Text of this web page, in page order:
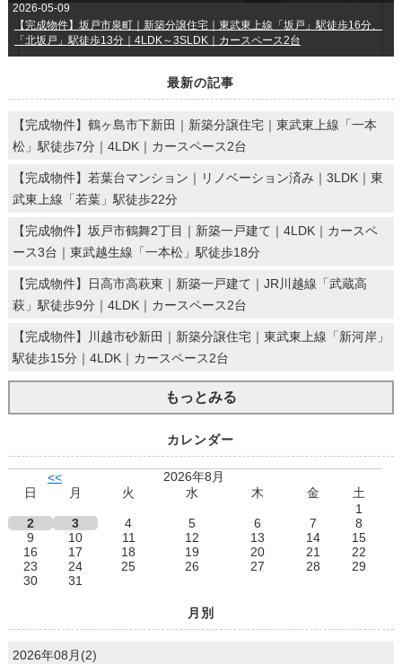
【完成物件】坂戸市泉町｜新築分譲住宅｜東武東上線「坂戸」駅徒歩16分、
「北坂戸」駅徒歩13分｜4LDK～3SLDK｜カースペース2台
2026-05-09
最新の記事
【完成物件】鶴ヶ島市下新田｜新築分譲住宅｜東武東上線「一本
松」駅徒歩7分｜4LDK｜カースペース2台
【完成物件】若葉台マンション｜リノベーション済み｜3LDK｜東
武東上線「若葉」駅徒歩22分
【完成物件】坂戸市鶴舞2丁目｜新築一戸建て｜4LDK｜カースペ
ース3台｜東武越生線「一本松」駅徒歩18分
【完成物件】日高市高萩東｜新築一戸建て｜JR川越線「武蔵高
萩」駅徒歩9分｜4LDK｜カースペース2台
【完成物件】川越市砂新田｜新築分譲住宅｜東武東上線「新河岸」
駅徒歩15分｜4LDK｜カースペース2台
もっとみる
カレンダー
<<
2026年8月
日
月 火 水 木 金
土
1
2
3 4 5 6 7
8
9
10 11 12 13 14
15
16
17 18 19 20 21
22
23
24 25 26 27 28
29
30
31
月別
2026年08月(2)